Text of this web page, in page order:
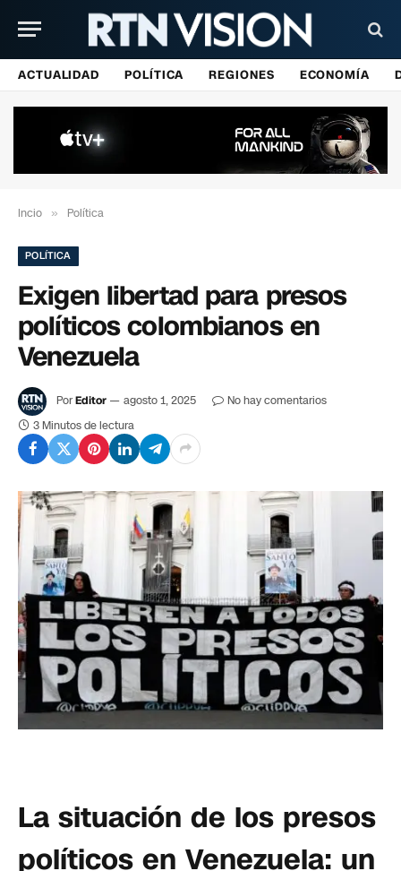
ACTUALIDAD POLÍTICA REGIONES ECONOMÍA
Incio » Política
POLÍTICA
Exigen libertad para presos
políticos colombianos en
Venezuela
PorEditor agosto 1, 2025
No hay comentarios
3 Minutos de lectura
La situación de los presos
políticos en Venezuela: un